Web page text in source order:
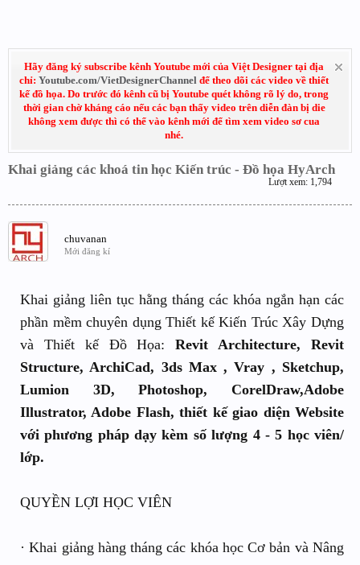
Hãy đăng ký subscribe kênh Youtube mới của Việt Designer tại địa
chỉ: Youtube.com/VietDesignerChannel để theo dõi các video về thiết
kế đồ họa. Do trước đó kênh cũ bị Youtube quét không rõ lý do, trong
thời gian chờ kháng cáo nếu các bạn thấy video trên diễn đàn bị die
không xem được thì có thể vào kênh mới để tìm xem video sơ cua
nhé.
Khai giảng các khoá tin học Kiến trúc - Đồ họa HyArch
Lượt xem: 1,794
chuvanan
Mới đăng kí
Khai giảng liên tục hằng tháng các khóa ngắn hạn các
phần mềm chuyên dụng Thiết kế Kiến Trúc Xây Dựng
và Thiết kế Đồ Họa:Revit Architecture, Revit
Structure, ArchiCad, 3ds Max , Vray , Sketchup,
Lumion 3D, Photoshop, CorelDraw,Adobe
Illustrator, Adobe Flash, thiết kế giao diện Website
với phương pháp dạy kèm số lượng 4 - 5 học viên/
lớp.
QUYỀN LỢI HỌC VIÊN
· Khai giảng hàng tháng các khóa học Cơ bản và Nâng